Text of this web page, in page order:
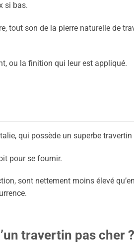
si bas.
tout son de la pierre naturelle de
ou la finition qui leur est appliqué.
qui possède un superbe travertin
pour se fournir.
sont nettement moins élevé
travertin pas cher ?